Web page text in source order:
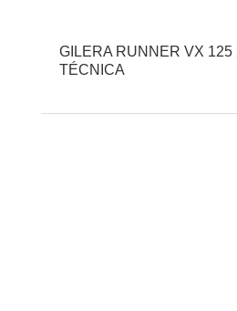
GILERA RUNNER VX 125
TÉCNICA